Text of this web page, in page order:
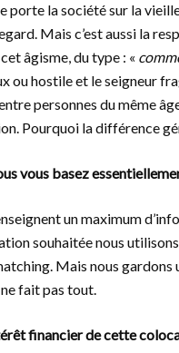
porte la société sur la
Mais c’est aussi la
âgisme, du type : «
ou hostile et le seigneur
personnes du même
Pourquoi la différence
vous basez
un maximum
souhaitée nous
Mais nous
ne fait pas tout.
financier de cette